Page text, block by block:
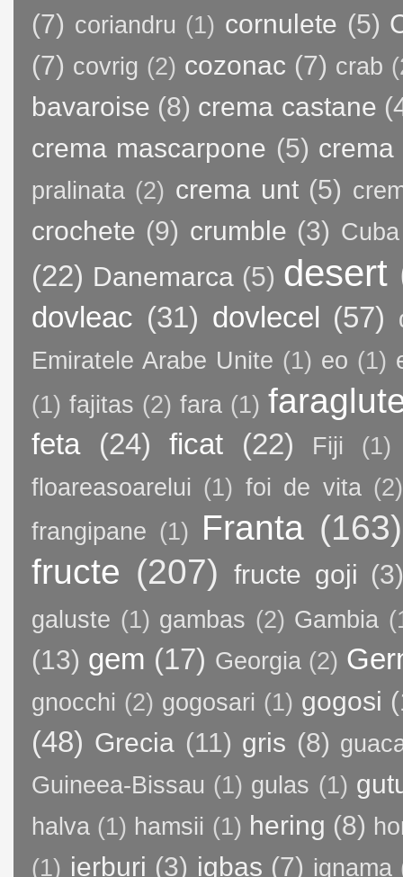
(7) coriandru (1) cornulete (5)
(7) covrig (2) cozonac (7) crab
bavaroise (8) crema castane
crema mascarpone (5) crema
pralinata (2) crema unt (5)
crochete (9) crumble (3) Cuba
(22) Danemarca (5) desert
dovleac (31) dovlecel (57)
Emiratele Arabe Unite (1) eo (1)
(1) fajitas (2) fara (1)
feta (24) ficat (22) Fiji
(1)
floareasoarelui (1) foi de vita (2)
frangipane (1) Franta (163)
fructe (207) fructe goji (3)
galuste (1) gambas (2) Gambia
(13) gem (17) Georgia (2)
gnocchi (2) gogosari (1) gogosi
(48) Grecia (11) gris (8)
Guineea-Bissau (1) gulas (1)
halva (1) hamsii (1) hering (8)
(1) ierburi (3) igbas (7) ignama